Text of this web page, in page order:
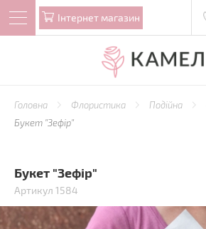
Iнтернет магазин
Головна Флористика Подійна
Букет "Зефір"
Букет "Зефір"
Артикул 1584